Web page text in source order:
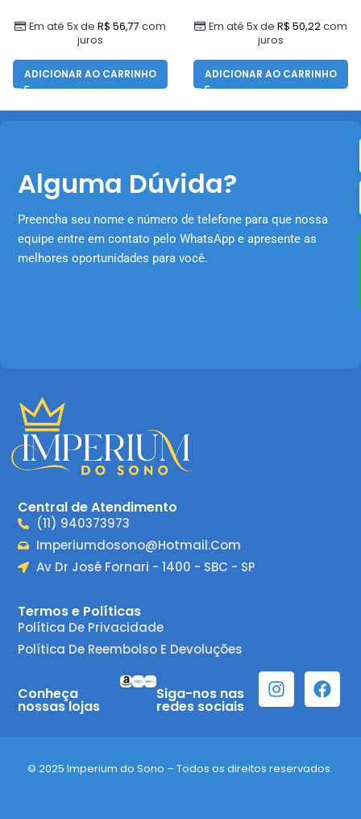
Em até 5x de R$ 56,77 com
juros
ADICIONAR AO CARRINHO
Em até 5x de R$ 50,22com
juros
ADICIONAR AO CARRINHO
Alguma Dúvida?
Preencha seu nome e número de telefone para que nossa
equipe entre em contato pelo WhatsApp e apresente as
melhores oportunidades para você.
Central de Atendimento
(11) 940373973
Imperiumdosono@hotmail.com
Av Dr José Fornari - 1400 - SBC - SP
Termos e Políticas
Política De Privacidade
Política De Reembolso E Devoluções
Conheça
nossas lojas
Siga-nos nas
redes sociais
© 2025 Imperium do Sono – Todos os direitos reservados.